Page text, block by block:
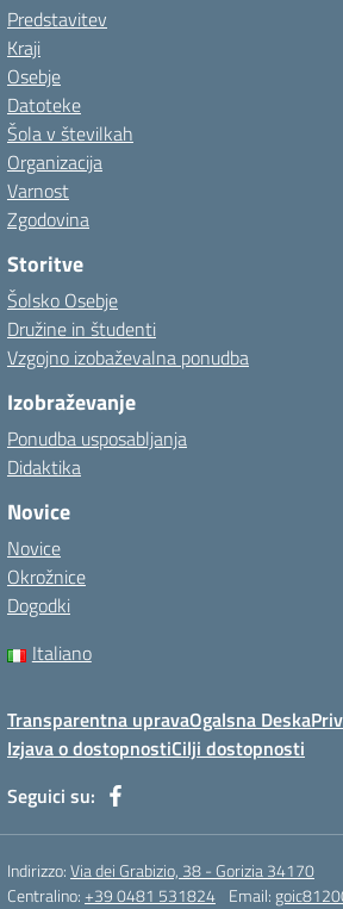
Predstavitev
Kraji
Osebje
Datoteke
Šola v številkah
Organizacija
Varnost
Zgodovina
Storitve
Šolsko Osebje
Družine in študenti
Vzgojno izobaževalna ponudba
Izobraževanje
Ponudba usposabljanja
Didaktika
Novice
Novice
Okrožnice
Dogodki
Italiano
Transparentna upravaOgalsna Deska
Izjava o dostopnostiCilji dostopnosti
Seguici su:
Indirizzo:Via dei Grabizio, 38 - Gorizia 34170
Centralino:+39 0481 531824 Email: